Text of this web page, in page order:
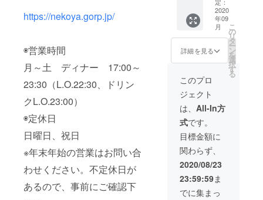
https://nekoya.gorp.jp/
◉営業時間
月～土 ディナー 17:00～
23:30（L.O.22:30、ドリン
クL.O.23:00）
◉定休日
日曜日、祝日
※年末年始の営業はお問い合
わせください。不定休日が
あるので、事前にご確認下
（ニャ
ンズの
ポスト
カー
ド）
金決済
法に基
づき 有
効期
限：
2020年
2021年
3月（土
日祝を
除く）
6ヶ月以
内の有
効期限
となり
ます ◉心
を込め
たお礼
状
（ニャ
定：
2020
年09
月
詳細を見る
こ
の
リ
タ
ー
ン
を
選
択
す
る
このプロ
ジェクト
は、 All-In方
式です。
目標金額に
関わらず、
2020/08/23
23:59:59ま
でに集まっ